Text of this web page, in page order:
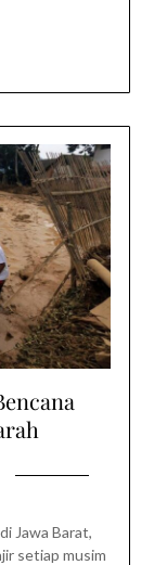
Jawa Barat,
setiap musim